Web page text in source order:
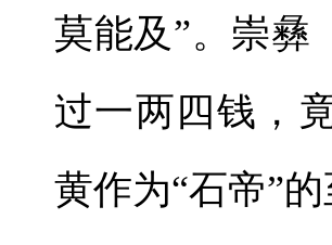
莫能及”。崇彝
过一两四钱，
黄作为“石帝”